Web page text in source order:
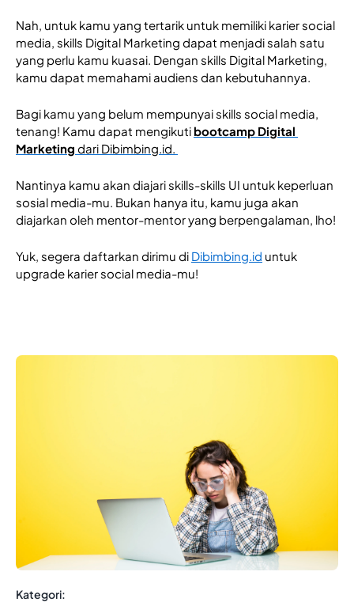
Nah, untuk kamu yang tertarik untuk memiliki karier social
media, skills Digital Marketing dapat menjadi salah satu
yang perlu kamu kuasai. Dengan skills Digital Marketing,
kamu dapat memahami audiens dan kebutuhannya.
Bagi kamu yang belum mempunyai skills social media,
tenang! Kamu dapat mengikuti bootcamp Digital
Marketing dari Dibimbing.id.
Nantinya kamu akan diajari skills-skills UI untuk keperluan
sosial media-mu. Bukan hanya itu, kamu juga akan
diajarkan oleh mentor-mentor yang berpengalaman, lho!
Yuk, segera daftarkan dirimu di Dibimbing.id untuk
upgrade karier social media-mu!
Kategori: